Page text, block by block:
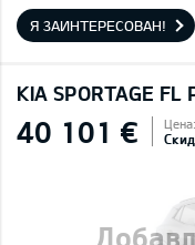
Я ЗАИНТЕРЕСОВАН!
KIA SPORTAGE FL
40 101 €